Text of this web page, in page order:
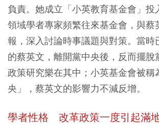
負責。她成立「小英教育基金會」投
領域學者專家頻繁往來基金會，與蔡
報，深入討論時事議題與對策。當時
的蔡英文，離開黨中央後，反而擺脫
政策研究樂在其中；小英基金會被稱
央」，蔡英文的影響力不減反增。
學者性格 改革政策一度引起滿